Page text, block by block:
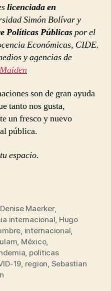
licenciada en
Simón Bolívar y
Políticas Públicaspor el
Económicas, CIDE.
y agencias de
son de gran ayuda
tanto nos gusta,
un fresco y nuevo
pública.
espacio.
Denise Maerker,
internacional, Hugo
, internacional,
, México,
, politicas
19, region, Sebastian